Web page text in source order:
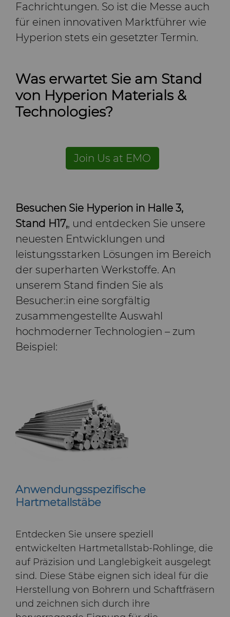
Fachrichtungen. So ist die Messe auch
für einen innovativen Marktführer wie
Hyperion stets ein gesetzter Termin.
Was erwartet Sie am Stand
von Hyperion Materials &
Technologies?
Join Us at EMO
Besuchen Sie Hyperion in Halle 3,
Stand H17,, und entdecken Sie unsere
neuesten Entwicklungen und
leistungsstarken Lösungen im Bereich
der superharten Werkstoffe. An
unserem Stand finden Sie als
Besucher:in eine sorgfältig
zusammengestellte Auswahl
hochmoderner Technologien – zum
Beispiel:
Anwendungsspezifische
Hartmetallstäbe
Entdecken Sie unsere speziell
entwickelten Hartmetallstab-Rohlinge, die
auf Präzision und Langlebigkeit ausgelegt
sind. Diese Stäbe eignen sich ideal für die
Herstellung von Bohrern und Schaftfräsern
und zeichnen sich durch ihre